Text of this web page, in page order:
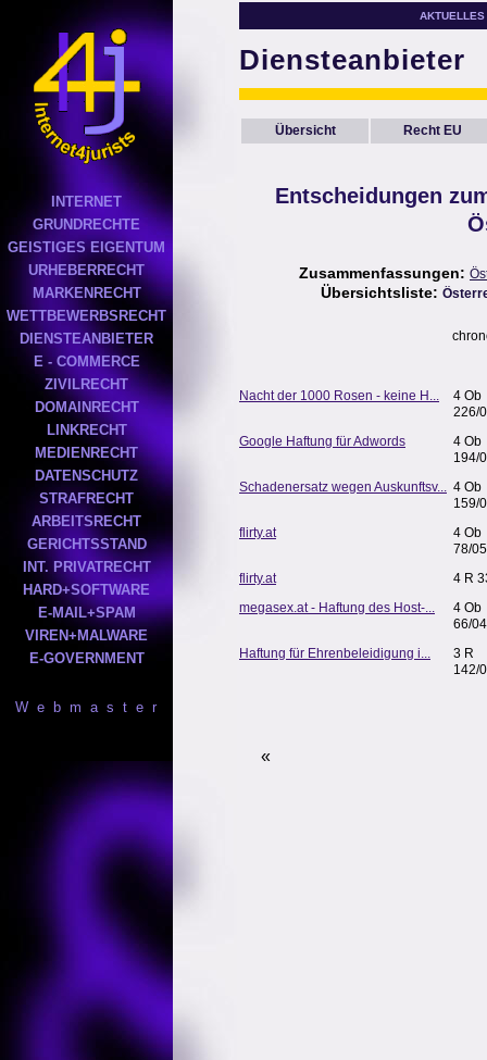
INTERNET
GRUNDRECHTE
GEISTIGES EIGENTUM
URHEBERRECHT
MARKENRECHT
WETTBEWERBSRECHT
DIENSTEANBIETER
E - COMMERCE
ZIVILRECHT
DOMAINRECHT
LINKRECHT
MEDIENRECHT
DATENSCHUTZ
STRAFRECHT
ARBEITSRECHT
GERICHTSSTAND
INT. PRIVATRECHT
HARD+SOFTWARE
E-MAIL+SPAM
VIREN+MALWARE
E-GOVERNMENT
W e b m a s t e r
AKTUELLES
Diensteanbieter
Übersicht Recht EU
Entscheidungen
Zusammenfassungen:
Übersichtsliste:
Nacht der 1000 Rosen - keine H...
4 Ob
226/
Google Haftung für Adwords
4 Ob
194/
Schadenersatz wegen Auskunftsv... 4 Ob
159/
flirty.at
4 Ob
78/
flirty.at
4 R
megasex.at - Haftung des Host-...
4 Ob
66/
Haftung für Ehrenbeleidigung i...
3 R
142/
«